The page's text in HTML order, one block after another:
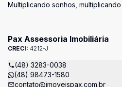
Multiplicando sonhos,
Pax Assessoria Imobiliária
CRECI: 4212-J
(48) 3283-0038
(48) 98473-1580
contato@imoveispax.com.br